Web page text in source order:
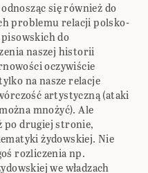
się również do
problemu relacji polsko-
do
naszej historii
oczywiście
na nasze relacje
artystyczną (ataki
mnożyć). Ale
po drugiej stronie,
żydowskiej. Nie
rozliczenia np.
we władzach